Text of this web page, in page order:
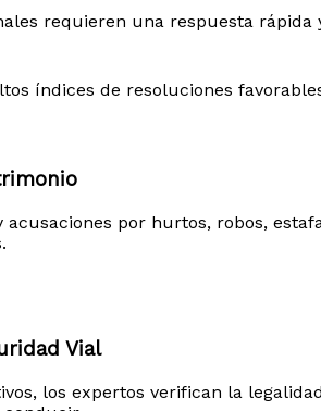
requieren una respuesta
índices de resoluciones
acusaciones por hurtos, robos,
Vial
los expertos verifican la